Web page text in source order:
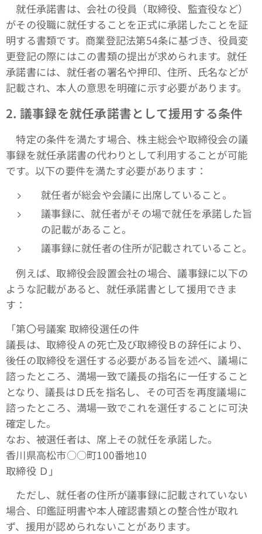
就任承諾書は、会社の役員（取締役、監査役など）
がその役職に就任することを正式に承諾したことを証
明する書類です。商業登記法第54条に基づき、役員変
更登記の際にはこの書類の提出が求められます。就任
承諾書には、就任者の署名や押印、住所、氏名などが
記載され、本人の意思を明確に示す必要があります。
2. 議事録を就任承諾書として援用する条件
特定の条件を満たす場合、株主総会や取締役会の議
事録を就任承諾書の代わりとして利用することが可能
です。以下の要件を満たす必要があります：
就任者が総会や会議に出席していること。
議事録に、就任者がその場で就任を承諾した旨
の記載があること。
議事録に就任者の住所が記載されていること。
例えば、取締役会設置会社の場合、議事録に以下の
ような記載があると、就任承諾書として援用できま
す：
「第〇号議案 取締役選任の件
議長は、取締役Ａの死亡及び取締役Ｂの辞任により、
後任の取締役を選任する必要がある旨を述べ、議場に
諮ったところ、満場一致で議長の指名に一任すること
となり、議長はＤ氏を指名し、その可否を再度議場に
諮ったところ、満場一致でこれを選任することに可決
確定した。
なお、被選任者は、席上その就任を承諾した。
香川県高松市○○町100番地10
取締役 Ｄ」
ただし、就任者の住所が議事録に記載されていない
場合、印鑑証明書や本人確認書類との整合性が取れ
ず、援用が認められないことがあります。